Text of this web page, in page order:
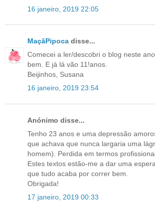
16 janeiro, 2019 22:05
MaçãPipoca disse...
Comecei a ler/descobri o blog neste
bem. E já lá vão 11!anos.
Beijinhos, Susana
16 janeiro, 2019 23:54
Anónimo disse...
Tenho 23 anos e uma depressão
que achava que nunca largaria uma
homem). Perdida em termos
Estes textos estão-me a dar uma
que tudo acaba por correr bem.
Obrigada!
17 janeiro, 2019 00:33